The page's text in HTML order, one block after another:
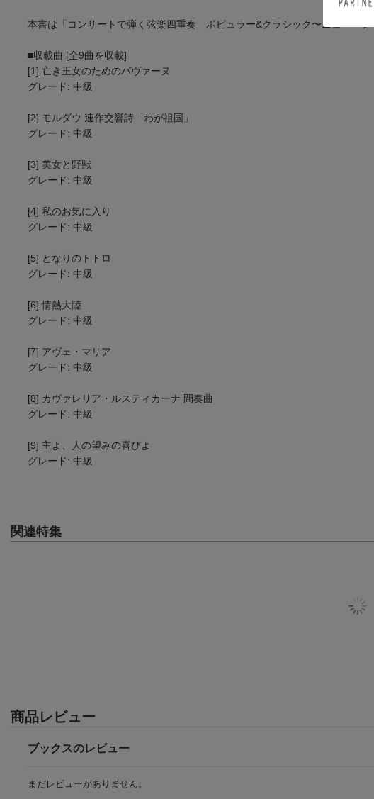
本書は「コンサートで弾く弦楽四重奏 ポピュラー&クラシック〜ニュー・シ
■収載曲 [全9曲を収載]
[1] 亡き王女のためのパヴァーヌ
グレード: 中級
[2] モルダウ 連作交響詩「わが祖国」
グレード: 中級
[3] 美女と野獣
グレード: 中級
[4] 私のお気に入り
グレード: 中級
[5] となりのトトロ
グレード: 中級
[6] 情熱大陸
グレード: 中級
[7] アヴェ・マリア
グレード: 中級
[8] カヴァレリア・ルスティカーナ 間奏曲
グレード: 中級
[9] 主よ、人の望みの喜びよ
グレード: 中級
関連特集
商品レビュー
ブックスのレビュー
まだレビューがありません。